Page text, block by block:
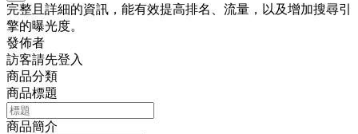
完整且詳細的資訊，能有效提高排名、流量，以及增加搜尋引
擎的曝光度。
發佈者
訪客請先登入
商品分類
商品標題
商品簡介